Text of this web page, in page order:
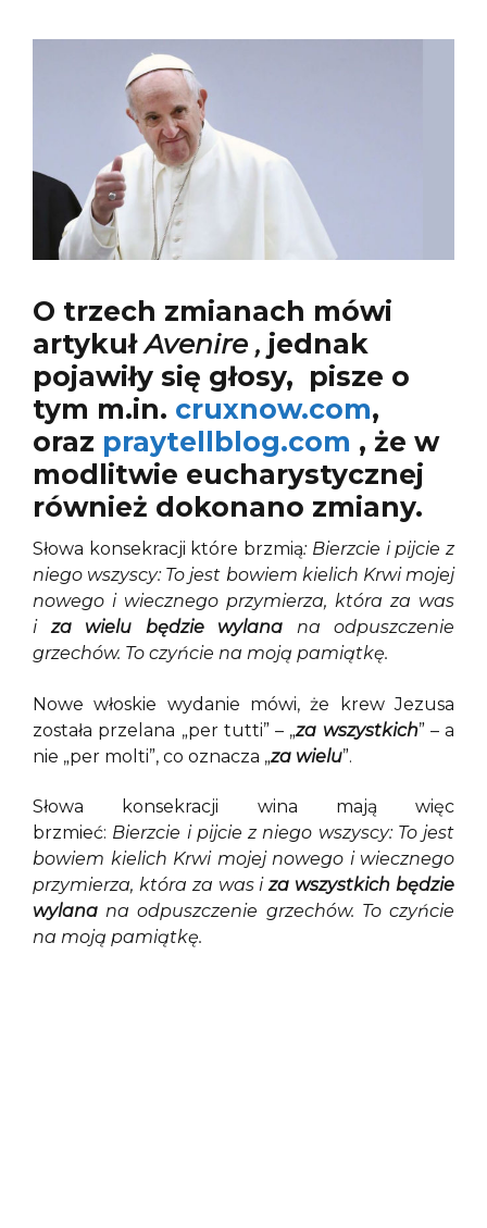
O trzech zmianach mówi
artykułAvenire , jednak
pojawiły się głosy, pisze o
tym m.in. cruxnow.com,
oraz praytellblog.com , że w
modlitwie eucharystycznej
również dokonano zmiany.
Słowa konsekracji które brzmią: Bierzcie i pijcie z
niego wszyscy: To jest bowiem kielich Krwi mojej
nowego i wiecznego przymierza, która za was
iza wielu będzie wylana na odpuszczenie
grzechów. To czyńcie na moją pamiątkę.
Nowe włoskie wydanie mówi, że krew Jezusa
została przelana „per tutti” – „za wszystkich” – a
nie „per molti”, co oznacza „za wielu”.
Słowa konsekracji wina mają więc
brzmieć: Bierzcie i pijcie z niego wszyscy: To jest
bowiem kielich Krwi mojej nowego i wiecznego
przymierza, która za was iza wszystkich będzie
wylana na odpuszczenie grzechów. To czyńcie
na moją pamiątkę.